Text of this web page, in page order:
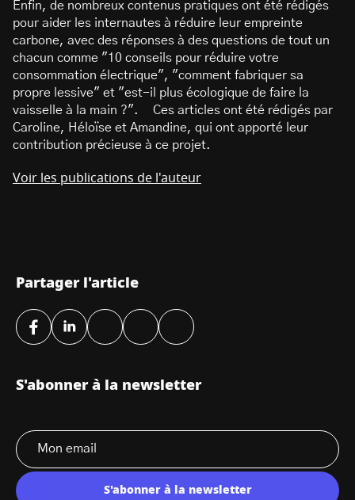
Enfin, de nombreux contenus pratiques ont été rédigés
pour aider les internautes à réduire leur empreinte
carbone, avec des réponses à des questions de tout un
chacun comme "10 conseils pour réduire votre
consommation électrique", "comment fabriquer sa
propre lessive" et "est-il plus écologique de faire la
vaisselle à la main ?". Ces articles ont été rédigés par
Caroline, Héloïse et Amandine, qui ont apporté leur
contribution précieuse à ce projet.
Voir les publications de l'auteur
Partager l'article
S'abonner à la newsletter
S'abonner à la newsletter